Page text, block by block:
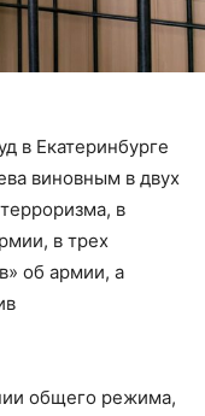
в Екатеринбурге
виновным в двух
в
в трех
об армии, а
общего режима,